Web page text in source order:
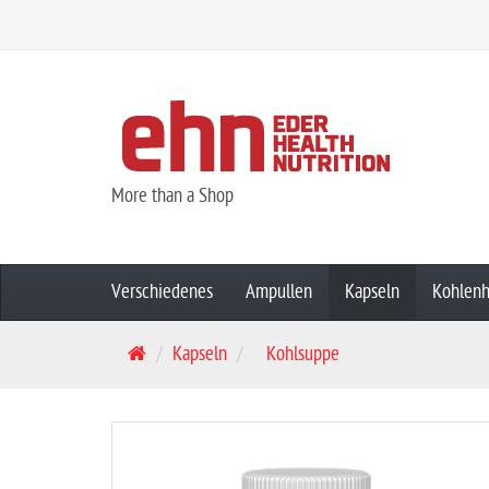
More than a Shop
Verschiedenes Ampullen Kapseln
S
Kapseln Kohlsuppe